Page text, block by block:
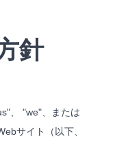
針
、 "we"、または
サイト（以下、